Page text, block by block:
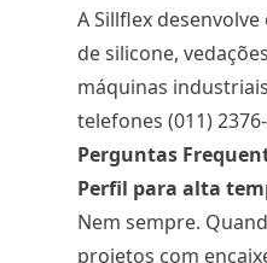
A Sillflex
de silicone,
máquinas
telefones (011)
Perguntas
Perfil para alta
Nem sempre.
projetos com